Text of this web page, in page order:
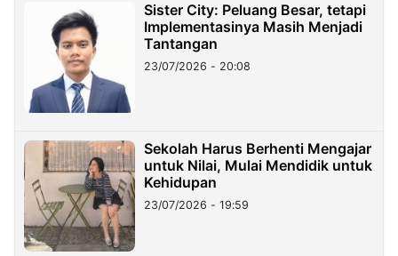
Sister City: Peluang Besar, tetapi
Implementasinya Masih Menjadi
Tantangan
23/07/2026 - 20:08
Sekolah Harus Berhenti Mengajar
untuk Nilai, Mulai Mendidik untuk
Kehidupan
23/07/2026 - 19:59